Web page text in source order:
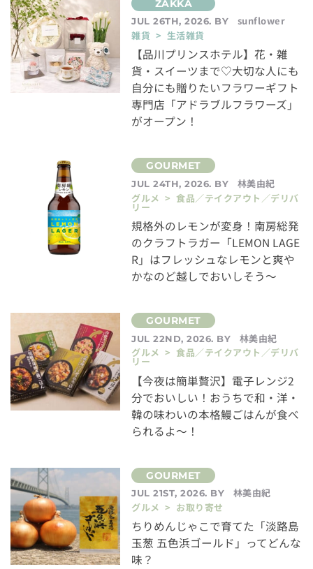
JUL 26TH, 2026. BY
sunflower
雑貨 > 生活雑貨
【品川プリンスホテル】花・雑
貨・スイーツまで♡大切な人にも
自分にも贈りたいフラワーギフト
専門店「アドラブルフラワーズ」
がオープン！
JUL 24TH, 2026. BY
林美由紀
グルメ > 食品／テイクアウト／デリバ
リー
規格外のレモンが変身！南房総発
のクラフトラガー「LEMON LAGE
R」はフレッシュなレモンと爽や
かなのど越しでおいしそう～
JUL 22ND, 2026. BY
林美由紀
グルメ > 食品／テイクアウト／デリバ
リー
【今夜は簡単贅沢】電子レンジ2
分でおいしい！おうちで和・洋・
韓の味わいの本格鰻ごはんが食べ
られるよ～！
JUL 21ST, 2026. BY
林美由紀
グルメ > お取り寄せ
ちりめんじゃこで育てた「淡路島
玉葱 五色浜ゴールド」ってどんな
味？